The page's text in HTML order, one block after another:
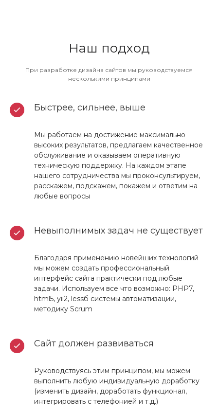
Наш подход
При разработке дизайна сайтов мы руководствуемся
несколькими принципами
Быстрее, сильнее, выше
Мы работаем на достижение максимально
высоких результатов, предлагаем качественное
обслуживание и оказываем оперативную
техническую поддержку. На каждом этапе
нашего сотрудничества мы проконсультируем,
расскажем, подскажем, покажем и ответим на
любые вопросы
Невыполнимых задач не существует
Благодаря применению новейших технологий
мы можем создать профессиональный
интерфейс сайта практически под любые
задачи. Используем все что возможно: PHP7,
html5, yii2, lessб системы автоматизации,
методику Scrum
Сайт должен развиваться
Руководствуясь этим принципом, мы можем
выполнить любую индивидуальную доработку
(изменить дизайн, доработать функционал,
интегрировать с телефонией и т.д.)